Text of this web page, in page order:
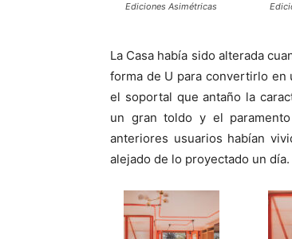
Ediciones Asimétricas
La Casa había sido alterada
forma de U para convertirlo en
el soportal que antaño la
un gran toldo y el
anteriores usuarios habían
alejado de lo proyectado un día.